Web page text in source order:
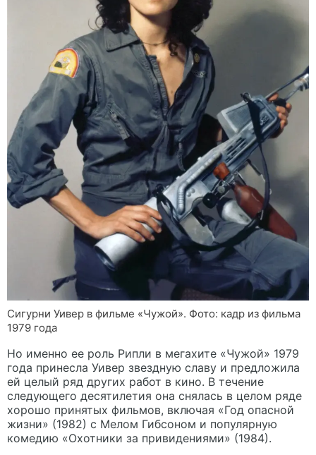
Сигурни Уивер в фильме «Чужой». Фото: кадр из фильма
1979 года
Но именно ее роль Рипли в мегахите «Чужой» 1979
года принесла Уивер звездную славу и предложила
ей целый ряд других работ в кино. В течение
следующего десятилетия она снялась в целом ряде
хорошо принятых фильмов, включая «Год опасной
жизни» (1982) с Мелом Гибсоном и популярную
комедию «Охотники за привидениями» (1984).